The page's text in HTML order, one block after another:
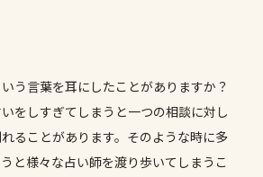
いう言葉を耳にしたことがありますか？
をしすぎてしまうと一つの相談に対し
ることがあります。そのような時に多
と様々な占い師を渡り歩いてしまうこ